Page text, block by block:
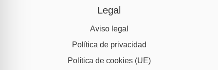
Legal
Aviso legal
Política de privacidad
Política de cookies (UE)